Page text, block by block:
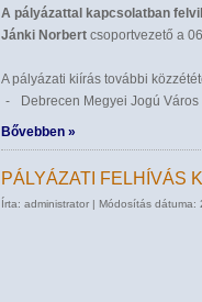
A pályázattal kapcsolatban
Jánki Norbert csoportvezető a
A pályázati kiírás további
-
Debrecen Megyei Jogú
Bővebben »
PÁLYÁZATI FELHÍVÁS
Írta: administrator | Módosítás dátuma: